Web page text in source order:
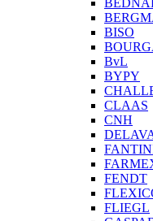
BISO
BvL
BYPY
CLAAS
CNH
FENDT
FLIEGL